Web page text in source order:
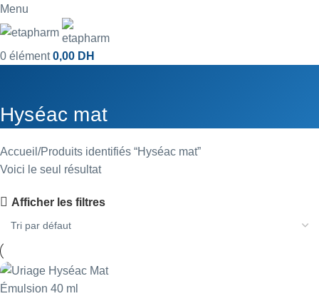
Menu
0 élément 0,00 DH
Hyséac mat
Accueil Produits identifiés “Hyséac mat”
Voici le seul résultat
Afficher les filtres